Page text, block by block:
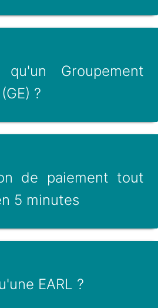
Groupement
?
de paiement tout
5 minutes
EARL ?